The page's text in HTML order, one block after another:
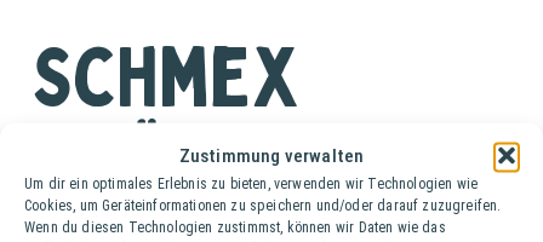
Zustimmung verwalten
Um dir ein optimales Erlebnis zu bieten, verwenden wir Technologien wie
Cookies, um Geräteinformationen zu speichern und/oder darauf zuzugreifen.
Wenn du diesen Technologien zustimmst, können wir Daten wie das
Schmex
Kräuter PEM
Cont. (18,9 lt.)